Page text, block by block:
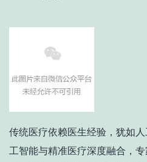
传统医疗依赖医生经验，犹如
工智能与精准医疗深度融合，